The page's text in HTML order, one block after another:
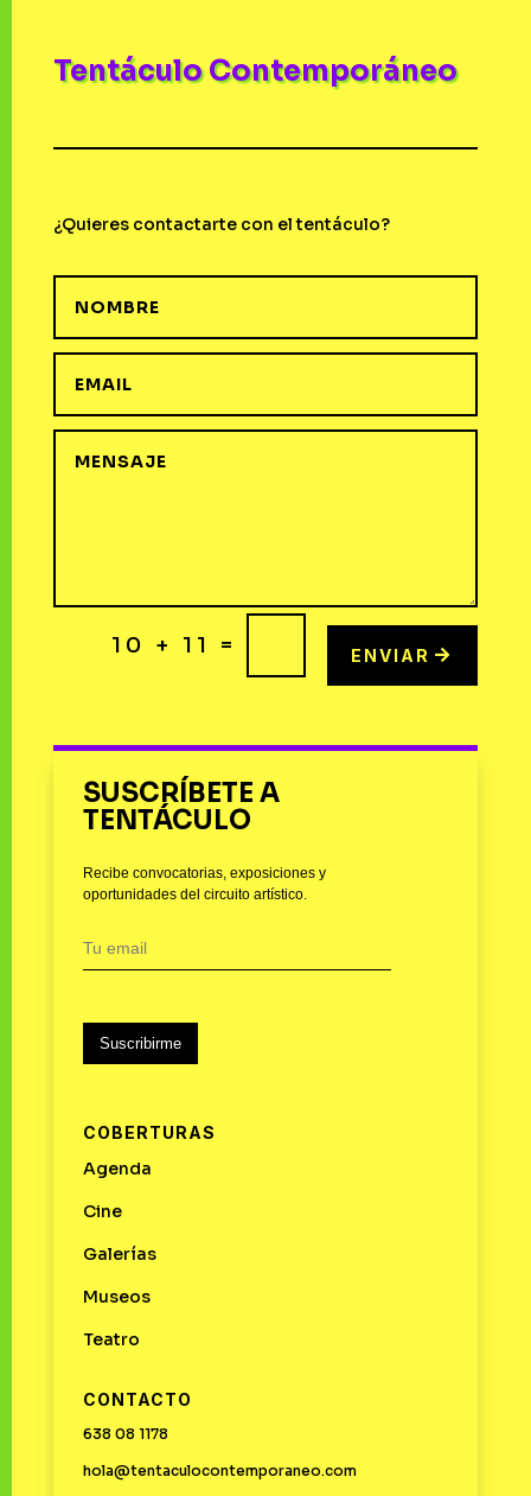
Tentáculo Contemporáneo
¿Quieres contactarte con el tentáculo?
10 + 11 = ENVIAR
SUSCRÍBETE A
TENTÁCULO
Recibe convocatorias, exposiciones y
oportunidades del circuito artístico.
Suscribirme
COBERTURAS
Agenda
Cine
Galerías
Museos
Teatro
CONTACTO
638 08 1178
hola@tentaculocontemporaneo.com